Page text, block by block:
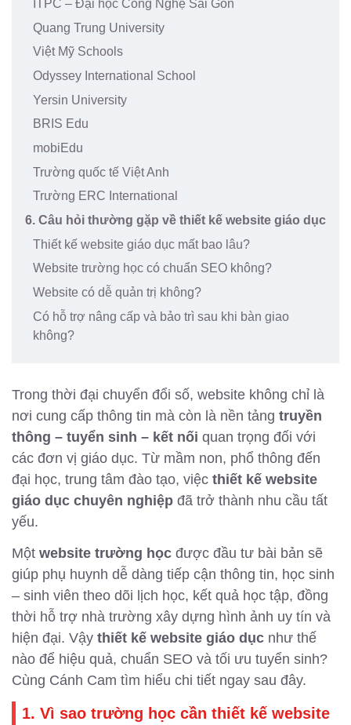
ITPC – Đại học Công Nghệ Sài Gòn
Quang Trung University
Việt Mỹ Schools
Odyssey International School
Yersin University
BRIS Edu
mobiEdu
Trường quốc tế Việt Anh
Trường ERC International
6. Câu hỏi thường gặp về thiết kế website giáo dục
Thiết kế website giáo dục mất bao lâu?
Website trường học có chuẩn SEO không?
Website có dễ quản trị không?
Có hỗ trợ nâng cấp và bảo trì sau khi bàn giao
không?
Trong thời đại chuyển đổi số, website không chỉ là
nơi cung cấp thông tin mà còn là nền tảng truyền
thông – tuyển sinh – kết nối quan trọng đối với
các đơn vị giáo dục. Từ mầm non, phổ thông đến
đại học, trung tâm đào tạo, việc thiết kế website
giáo dục chuyên nghiệp đã trở thành nhu cầu tất
yếu.
Một website trường học được đầu tư bài bản sẽ
giúp phụ huynh dễ dàng tiếp cận thông tin, học sinh
– sinh viên theo dõi lịch học, kết quả học tập, đồng
thời hỗ trợ nhà trường xây dựng hình ảnh uy tín và
hiện đại. Vậy thiết kế website giáo dục như thế
nào để hiệu quả, chuẩn SEO và tối ưu tuyển sinh?
Cùng Cánh Cam tìm hiểu chi tiết ngay sau đây.
1. Vì sao trường học cần thiết kế website